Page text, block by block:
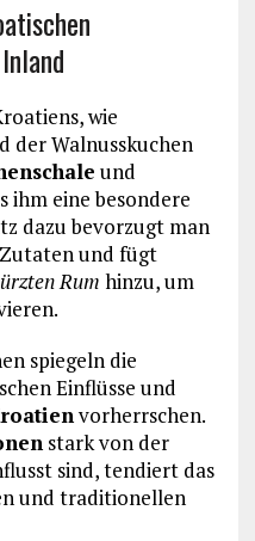
wie
der Walnusskuchen
und
ihm eine besondere
dazu bevorzugt man
und fügt
Rum hinzu, um
spiegeln die
Einflüsse und
vorherrschen.
stark von der
sind, tendiert das
und traditionellen